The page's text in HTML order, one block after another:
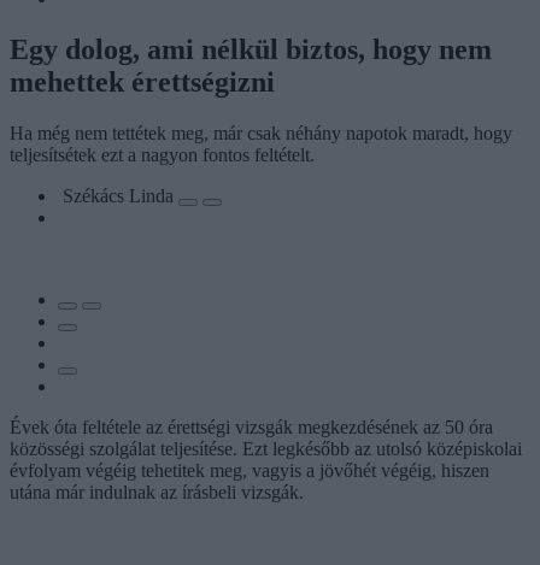
Egy dolog, ami nélkül biztos, hogy nem
mehettek érettségizni
Ha még nem tettétek meg, már csak néhány napotok maradt, hogy
teljesítsétek ezt a nagyon fontos feltételt.
Székács Linda
Évek óta feltétele az érettségi vizsgák megkezdésének az 50 óra
közösségi szolgálat teljesítése. Ezt legkésőbb az utolsó középiskolai
évfolyam végéig tehetitek meg, vagyis a jövőhét végéig, hiszen
utána már indulnak az írásbeli vizsgák.